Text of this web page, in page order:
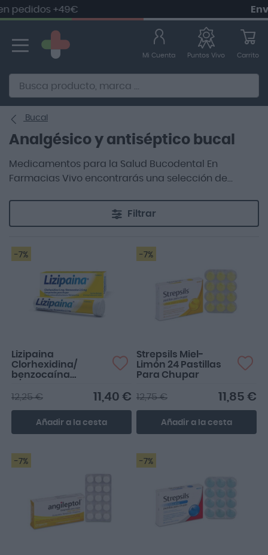
+49€
contenido
Alternative to Doofinder Ecommerce Search
Mi Cuenta Puntos Vivo Carrito
Bucal
Analgésico y antiséptico bucal
Medicamentos para la Salud Bucodental En
Farmacias Vivo encontrarás una selección de
destinados al alivio y tratamiento de algunas de las
afecciones más frecuentes de la boca y las encías.
Filtrar
-7%
Lizipaina
Clorhexidina/
benzocaína
Comprimidos Para11,40 €
12,25 €
Añadir a la cesta
-7%
Strepsils Miel-
Limón 24 Pastillas
Para Chupar
11,85 €
12,75 €
Añadir a la cesta
-7% -7%
Es lo único qeu me quita el
dolor de garganta